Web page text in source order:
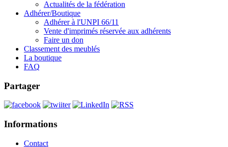
Actualités de la fédération
Adhérer/Boutique
Adhérer à l'UNPI 66/11
Vente d'imprimés réservée aux adhérents
Faire un don
Classement des meublés
La boutique
FAQ
Partager
Informations
Contact